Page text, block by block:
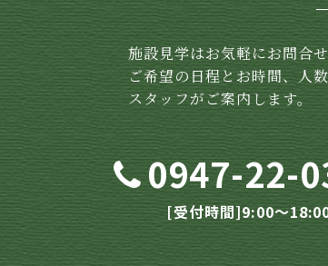
施設見学はお気軽にお問合
ご希望の日程とお時間、人
スタッフがご案内します。
0947-22-
[受付時間]9:00～